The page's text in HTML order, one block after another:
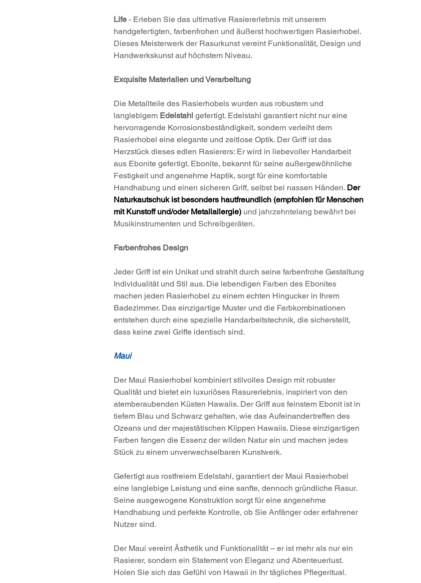
Life - Erleben Sie das ultimative Rasiererlebnis mit unserem
handgefertigten, farbenfrohen und äußerst hochwertigen Rasierhobel.
Dieses Meisterwerk der Rasurkunst vereint Funktionalität, Design und
Handwerkskunst auf höchstem Niveau.
Exquisite Materialien und Verarbeitung
Die Metallteile des Rasierhobels wurden aus robustem und
langlebigem Edelstahl gefertigt. Edelstahl garantiert nicht nur eine
hervorragende Korrosionsbeständigkeit, sondern verleiht dem
Rasierhobel eine elegante und zeitlose Optik. Der Griff ist das
Herzstück dieses edlen Rasierers: Er wird in liebevoller Handarbeit
aus Ebonite gefertigt. Ebonite, bekannt für seine außergewöhnliche
Festigkeit und angenehme Haptik, sorgt für eine komfortable
Handhabung und einen sicheren Griff, selbst bei nassen Händen. Der
Naturkautschuk ist besonders hautfreundlich (empfohlen für Menschen
mit Kunstoff und/oder Metallallergie) und jahrzehntelang bewährt bei
Musikinstrumenten und Schreibgeräten.
Farbenfrohes Design
Jeder Griff ist ein Unikat und strahlt durch seine farbenfrohe Gestaltung
Individualität und Stil aus. Die lebendigen Farben des Ebonites
machen jeden Rasierhobel zu einem echten Hingucker in Ihrem
Badezimmer. Das einzigartige Muster und die Farbkombinationen
entstehen durch eine spezielle Handarbeitstechnik, die sicherstellt,
dass keine zwei Griffe identisch sind.
Maui
Der Maui Rasierhobel kombiniert stilvolles Design mit robuster
Qualität und bietet ein luxuriöses Rasurerlebnis, inspiriert von den
atemberaubenden Küsten Hawaiis. Der Griff aus feinstem Ebonit ist in
tiefem Blau und Schwarz gehalten, wie das Aufeinandertreffen des
Ozeans und der majestätischen Klippen Hawaiis. Diese einzigartigen
Farben fangen die Essenz der wilden Natur ein und machen jedes
Stück zu einem unverwechselbaren Kunstwerk.
Gefertigt aus rostfreiem Edelstahl, garantiert der Maui Rasierhobel
eine langlebige Leistung und eine sanfte, dennoch gründliche Rasur.
Seine ausgewogene Konstruktion sorgt für eine angenehme
Handhabung und perfekte Kontrolle, ob Sie Anfänger oder erfahrener
Nutzer sind.
Der Maui vereint Ästhetik und Funktionalität – er ist mehr als nur ein
Rasierer, sondern ein Statement von Eleganz und Abenteuerlust.
Holen Sie sich das Gefühl von Hawaii in Ihr tägliches Pflegeritual.